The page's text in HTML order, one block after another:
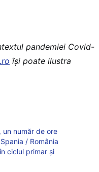
pandemiei Covid-
îşi poate ilustra
un număr de ore
/ România
ciclul primar și